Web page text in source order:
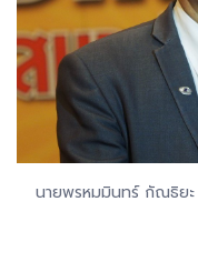
นายพรหมมินทร์ กัณธิยะ